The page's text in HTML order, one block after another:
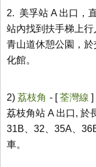
2. 美孚站 A 出口，
站內找到扶手梯上
青山道休憩公園，
化館。
2) 荔枝角 - [荃灣線 ]
荔枝角站 A 出口, 於
31B、32、35A、
車。